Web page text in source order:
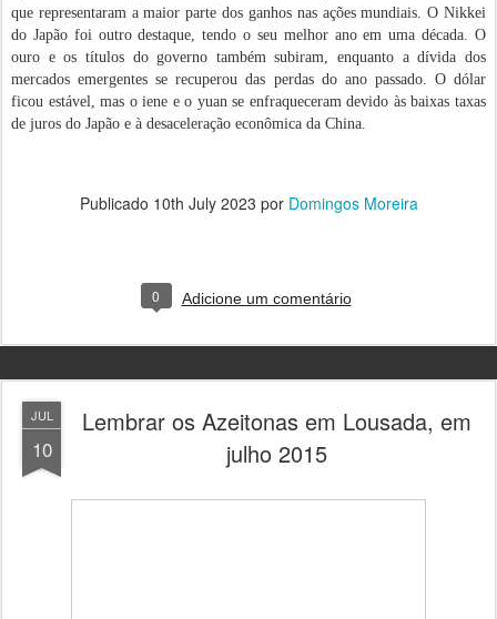
que representaram a maior parte dos ganhos nas ações mundiais. O Nikkei
do Japão foi outro destaque, tendo o seu melhor ano em uma década. O
ouro e os títulos do governo também subiram, enquanto a dívida dos
mercados emergentes se recuperou das perdas do ano passado. O dólar
ficou estável, mas o iene e o yuan se enfraqueceram devido às baixas taxas
de juros do Japão e à desaceleração econômica da China.
Publicado 10th July 2023 por Domingos Moreira
0 Adicione um comentário
JUL
10
Lembrar os Azeitonas em Lousada, em
julho 2015